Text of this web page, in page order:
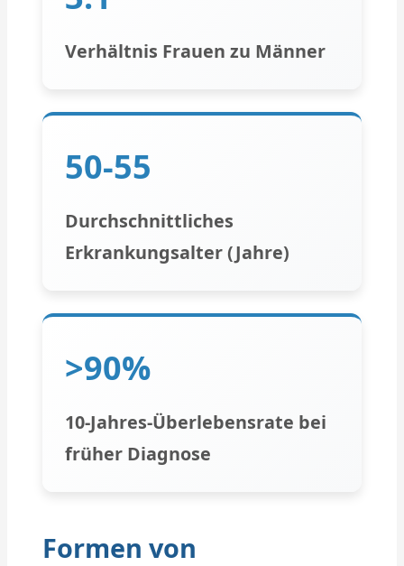
Verhältnis Frauen zu Männer
50-55
Durchschnittliches
Erkrankungsalter (Jahre)
>90%
10-Jahres-Überlebensrate bei
früher Diagnose
Formen von